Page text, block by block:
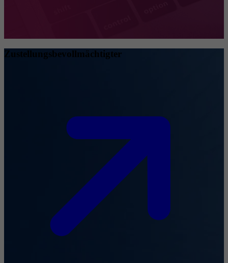
Zustellungsbevollmächtigter